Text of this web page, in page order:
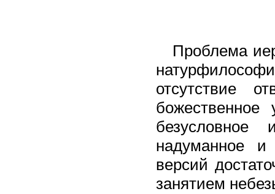
Проблема
отсутствие
надуманное и
версий
занятием